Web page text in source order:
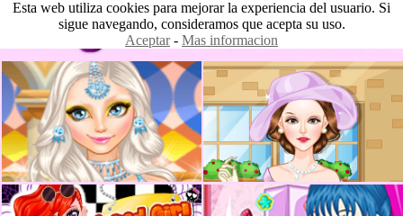
Esta web utiliza cookies para mejorar la experiencia del usuario. Si
sigue navegando, consideramos que acepta su uso.
Aceptar- Mas informacion